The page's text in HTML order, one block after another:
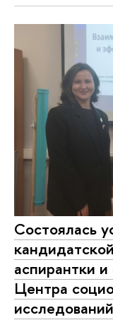
Состоялась
аспирантки
Центра